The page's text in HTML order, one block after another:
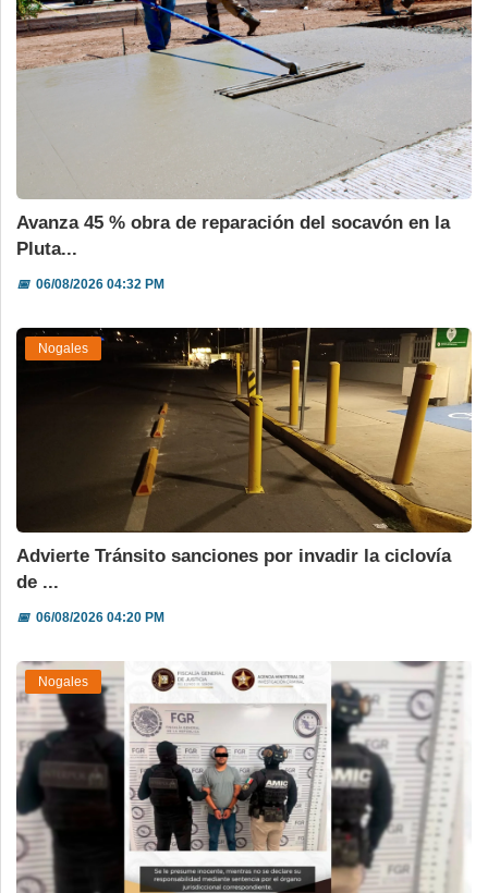
Avanza 45 % obra de reparación del socavón en la
Pluta...
📅06/08/2026 04:32 PM
Nogales
Advierte Tránsito sanciones por invadir la ciclovía
de ...
📅06/08/2026 04:20 PM
Nogales